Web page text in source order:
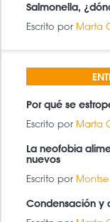
Salmonella,
Escrito por Marta
Por qué se
Escrito por Marta
La neofobia
nuevos
Escrito por
Condensación y